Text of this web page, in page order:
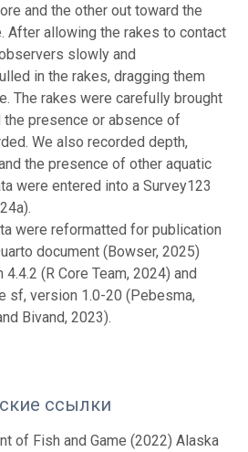
and the other out toward the
After allowing the rakes to contact
slowly and
in the rakes, dragging them
The rakes were carefully brought
the presence or absence of
We also recorded depth,
the presence of other aquatic
were entered into a Survey123
were reformatted for publication
document (Bowser, 2025)
4.4.2 (R Core Team, 2024) and
sf, version 1.0-20 (Pebesma,
Bivand, 2023).
ссылки
of Fish and Game (2022) Alaska